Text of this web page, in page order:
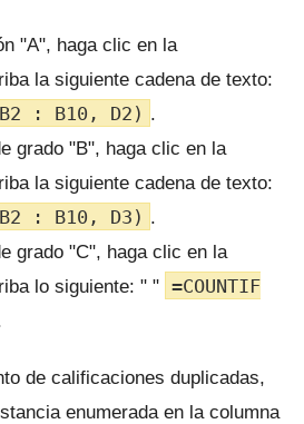
"A", haga clic en la
la siguiente cadena de texto:
: B10, D2) .
grado "B", haga clic en la
la siguiente cadena de texto:
: B10, D3) .
grado "C", haga clic en la
lo siguiente: " " =COUNTIF
de calificaciones duplicadas,
enumerada en la columna